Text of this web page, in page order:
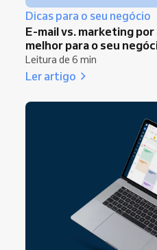
Dicas para o seu negócio
E-mail vs. marketing por
melhor para o seu
Leitura de 6 min
Ler artigo